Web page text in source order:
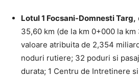
Lotul 1 Focsani-Domnesti Targ,
35,60 km (de la km 0+000 la
valoare atribuita de 2,354
noduri rutiere; 32 poduri si
durata; 1 Centru de Intretinere